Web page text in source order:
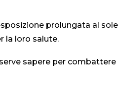
prolungata al
la loro salute.
sapere per